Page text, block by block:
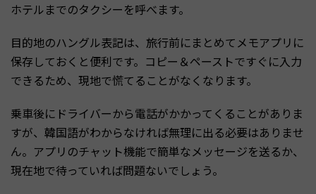
ホテルまでのタクシーを呼べます。
目的地のハングル表記は、旅行前にまとめてメモアプリに
保存しておくと便利です。コピー＆ペーストですぐに入力
できるため、現地で慌てることがなくなります。
乗車後にドライバーから電話がかかってくることがありま
すが、韓国語がわからなければ無理に出る必要はありませ
ん。アプリのチャット機能で簡単なメッセージを送るか、
現在地で待っていれば問題ないでしょう。